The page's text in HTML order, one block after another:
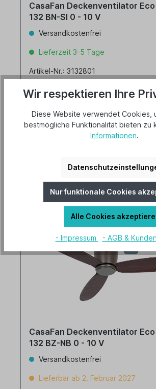
CasaFan Deckenventilator Eco
132 BN-SI 0 - 10 V
Versandkostenfrei
Lieferzeit 3-5 Tage
Artikel-Nr.: 3132801
Details
CasaFan Deckenventilator Eco
132 BZ-NB 0 - 10 V
Versandkostenfrei
Lieferbar ab 2. Februar 2027
Wir respektieren Ihre
Diese Website verwendet Cookies,
bestmögliche Funktionalität bieten zu
Informationen.
Nur funktionale Cookies
Alle Cookies
- Impressum - AGB &